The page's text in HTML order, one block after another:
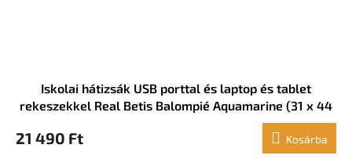
Iskolai hátizsák USB porttal és laptop és tablet
rekeszekkel Real Betis Balompié Aquamarine (31 x 44
21 490 Ft Kosárba